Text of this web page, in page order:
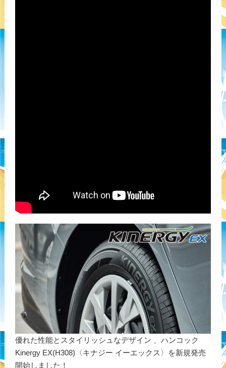
優れた性能とスタイリッシュなデザイン 、ハンコック
Kinergy EX(H308)〈キナジー イーエックス〉を新規発売
開始しました！